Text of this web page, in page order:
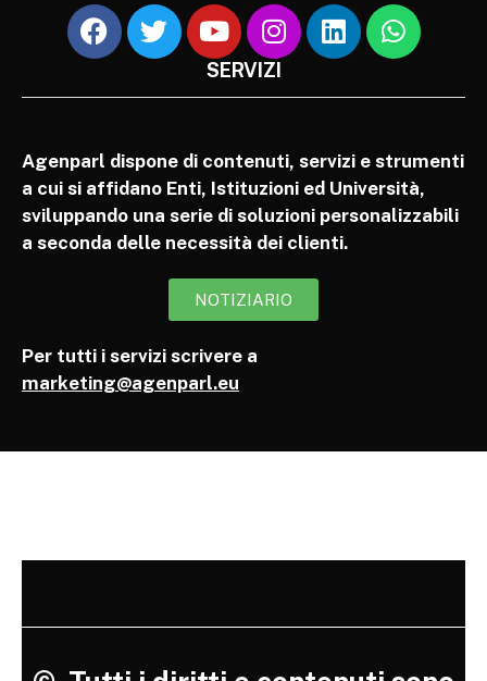
SERVIZI
Agenparl dispone di contenuti, servizi e strumenti
a cui si affidano Enti, Istituzioni ed Università,
sviluppando una serie di soluzioni personalizzabili
a seconda delle necessità dei clienti.
NOTIZIARIO
Per tutti i servizi scrivere a
marketing@agenparl.eu